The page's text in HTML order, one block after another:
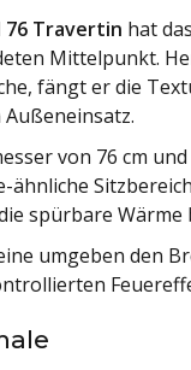
76 Travertin hat
Mittelpunkt.
fängt er die
von 76 cm
ähnliche
spürbare
umgeben den